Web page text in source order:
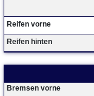
Reifen vorne
Reifen hinten
Bremsen vorne